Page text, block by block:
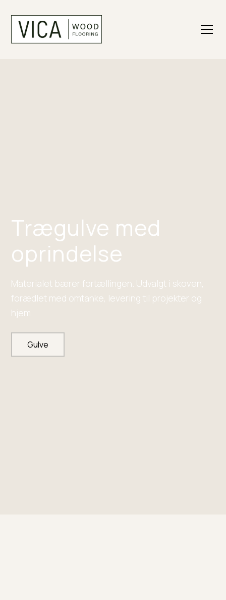
Trægulve med
oprindelse
Materialet bærer fortællingen. Udvalgt i skoven,
forædlet med omtanke, levering til projekter og
hjem.
Gulve